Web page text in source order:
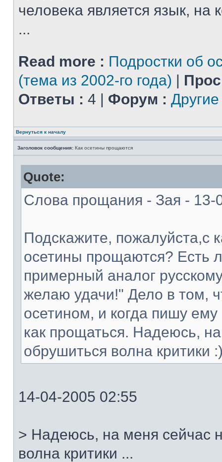
человека является язык, на
...
Read more : Подростки об
(тема из 2002-го года) |
Ответы : 4 | Форум :
Вернуться к началу
Заголовок сообщения: Как осетины прощаются
Quote:
Слова прощания - Зая - 13-
Подскажите, пожалуйста,с
осетины прощаются? Есть
примерный аналог
желаю удачи!" Дело в том,
осетином, и когда пишу
как прощаться. Надеюсь,
обрушиться волна критики
14-04-2005 02:55
> Надеюсь, на меня сейчас
волна критики ...